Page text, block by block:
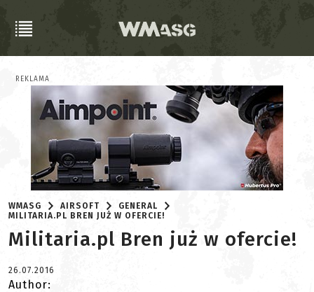
REKLAMA
WMASG AIRSOFT
GENERAL
MILITARIA.PL BREN JUŻ W OFERCIE!
Militaria.pl Bren już w ofercie!
26.07.2016
Author: